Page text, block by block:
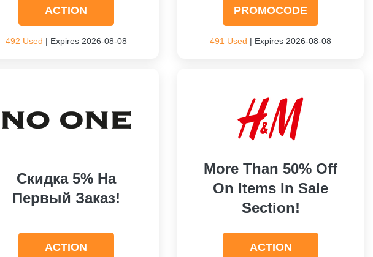
ACTION
492 Used | Expires 2026-08-08
PROMOCODE
491 Used | Expires 2026-08-08
Скидка 5% На
Первый Заказ!
ACTION
More Than 50% Off
On Items In Sale
Section!
ACTION